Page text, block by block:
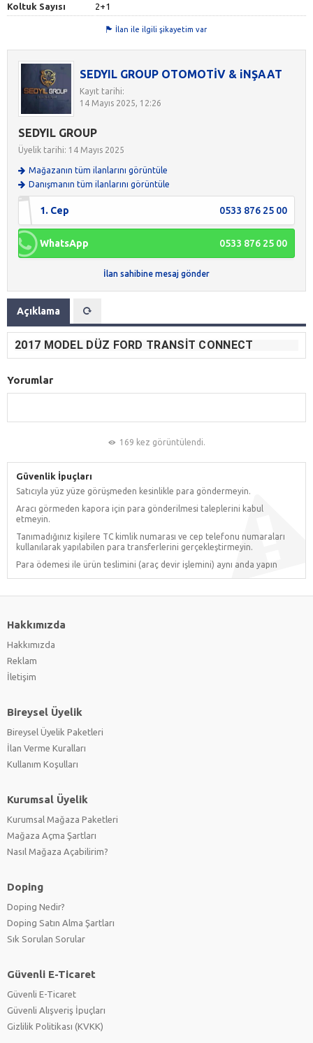
Koltuk Sayısı
2+1
İlan ile ilgili şikayetim var
SEDYIL GROUP OTOMOTİV & iNŞAAT
Kayıt tarihi:
14 Mayıs 2025, 12:26
SEDYIL GROUP
Üyelik tarihi: 14 Mayıs 2025
Mağazanın tüm ilanlarını görüntüle
Danışmanın tüm ilanlarını görüntüle
1. Cep 0533 876 25 00
WhatsApp 0533 876 25 00
İlan sahibine mesaj gönder
Açıklama
2017 MODEL DÜZ FORD TRANSIT CONNECT
Yorumlar
169 kez görüntülendi.
Güvenlik İpuçları
Satıcıyla yüz yüze görüşmeden kesinlikle para göndermeyin.
Aracı görmeden kapora için para gönderilmesi taleplerini kabul
etmeyin.
Tanımadığınız kişilere TC kimlik numarası ve cep telefonu numaraları
kullanılarak yapılabilen para transferlerini gerçekleştirmeyin.
Para ödemesi ile ürün teslimini (araç devir işlemini) aynı anda yapın
Hakkımızda
Hakkımızda
Reklam
İletişim
Bireysel Üyelik
Bireysel Üyelik Paketleri
İlan Verme Kuralları
Kullanım Koşulları
Kurumsal Üyelik
Kurumsal Mağaza Paketleri
Mağaza Açma Şartları
Nasıl Mağaza Açabilirim?
Doping
Doping Nedir?
Doping Satın Alma Şartları
Sık Sorulan Sorular
Güvenli E-Ticaret
Güvenli E-Ticaret
Güvenli Alışveriş İpuçları
Gizlilik Politikası (KVKK)